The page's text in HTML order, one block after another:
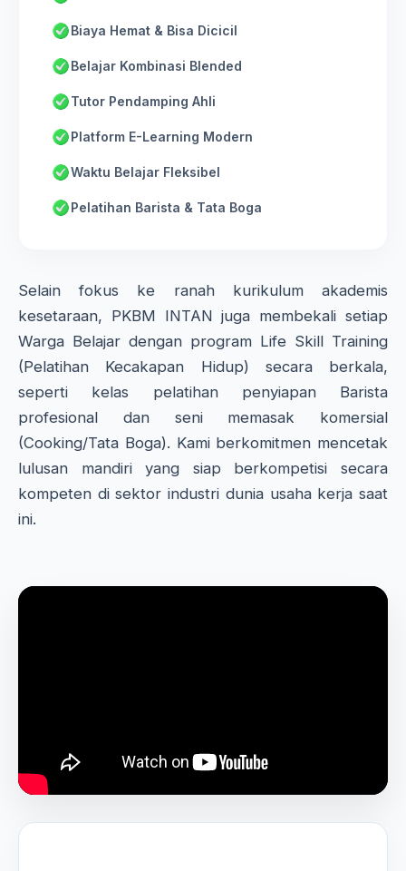
Biaya Hemat & Bisa Dicicil
Belajar Kombinasi Blended
Tutor Pendamping Ahli
Platform E-Learning Modern
Waktu Belajar Fleksibel
Pelatihan Barista & Tata Boga
Selain fokus ke ranah kurikulum akademis
kesetaraan, PKBM INTAN juga membekali setiap
Warga Belajar dengan program Life Skill Training
(Pelatihan Kecakapan Hidup) secara berkala,
seperti kelas pelatihan penyiapan Barista
profesional dan seni memasak komersial
(Cooking/Tata Boga). Kami berkomitmen mencetak
lulusan mandiri yang siap berkompetisi secara
kompeten di sektor industri dunia usaha kerja saat
ini.